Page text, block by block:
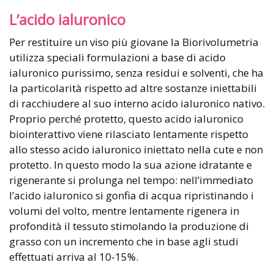
L’acido ialuronico
Per restituire un viso più giovane la Biorivolumetria
utilizza speciali formulazioni a base di acido
ialuronico purissimo, senza residui e solventi, che ha
la particolarità rispetto ad altre sostanze iniettabili
di racchiudere al suo interno acido ialuronico nativo.
Proprio perché protetto, questo acido ialuronico
biointerattivo viene rilasciato lentamente rispetto
allo stesso acido ialuronico iniettato nella cute e non
protetto. In questo modo la sua azione idratante e
rigenerante si prolunga nel tempo: nell’immediato
l’acido ialuronico si gonfia di acqua ripristinando i
volumi del volto, mentre lentamente rigenera in
profondità il tessuto stimolando la produzione di
grasso con un incremento che in base agli studi
effettuati arriva al 10-15%.